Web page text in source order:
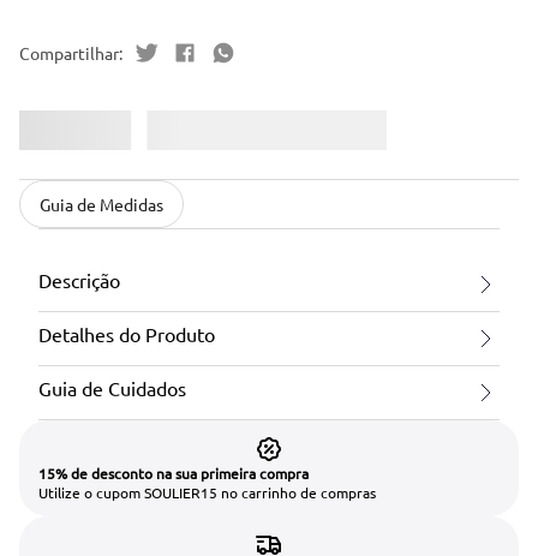
Guia de Medidas
Descrição
Detalhes do Produto
Guia de Cuidados
15% de desconto na sua primeira compra
Utilize o cupom SOULIER15 no carrinho de compras